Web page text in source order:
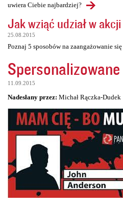
uwiera Ciebie najbardziej?
Jak wziąć udział w
25.08.2015
Poznaj 5 sposobów na zaangażowanie
11.09.2015
Nadesłany przez: Michał Rączka-Dudek